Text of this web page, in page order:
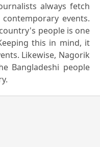
always fetch
events.
people is one
this in mind, it
Likewise, Nagorik
Bangladeshi people